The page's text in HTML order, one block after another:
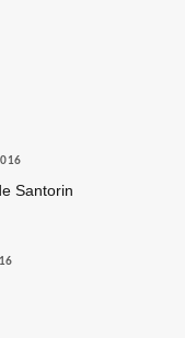
Santorin